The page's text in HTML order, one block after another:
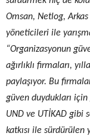
Omsan, Netlog,
yöneticileri ile
“Organizasyonun
ağırlıklı firmaları,
paylaşıyor. Bu
güven duydukları
UND ve UTİKAD gibi
katkısı ile